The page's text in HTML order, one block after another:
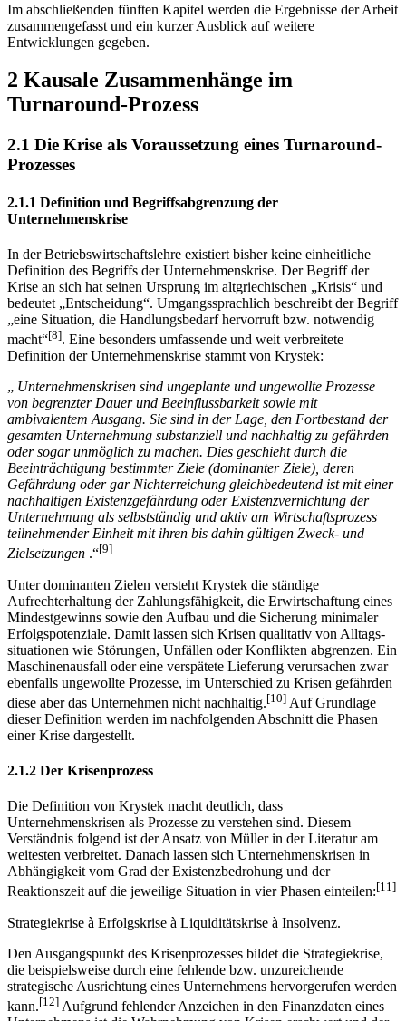
Im abschließenden fünften Kapitel werden die Ergebnisse der Arbeit
zusammengefasst und ein kurzer Ausblick auf weitere
Entwicklungen gegeben.
2 Kausale Zusammenhänge im
Turnaround-Prozess
2.1 Die Krise als Voraussetzung eines Turnaround-
Prozesses
2.1.1 Definition und Begriffsabgrenzung der
Unternehmenskrise
In der Betriebswirtschaftslehre existiert bisher keine einheitliche
Definition des Begriffs der Unternehmenskrise. Der Begriff der
Krise an sich hat seinen Ursprung im altgriechischen „Krisis“ und
bedeutet „Entscheidung“. Umgangssprachlich beschreibt der Begriff
„eine Situation, die Handlungsbedarf hervorruft bzw. notwendig
macht“[8]. Eine besonders umfassende und weit verbreitete
Definition der Unternehmenskrise stammt von Krystek:
„ Unternehmenskrisen sind ungeplante und ungewollte Prozesse
von begrenzter Dauer und Beeinflussbarkeit sowie mit
ambivalentem Ausgang. Sie sind in der Lage, den Fortbestand der
gesamten Unternehmung substanziell und nachhaltig zu gefährden
oder sogar unmöglich zu machen. Dies geschieht durch die
Beeinträchtigung bestimmter Ziele (dominanter Ziele), deren
Gefährdung oder gar Nichterreichung gleichbedeutend ist mit einer
nachhaltigen Existenzgefährdung oder Existenzvernichtung der
Unternehmung als selbstständig und aktiv am Wirtschaftsprozess
teilnehmender Einheit mit ihren bis dahin gültigen Zweck- und
Zielsetzungen .“[9]
Unter dominanten Zielen versteht Krystek die ständige
Aufrechterhaltung der Zahlungs­fähigkeit, die Erwirtschaftung eines
Mindestgewinns sowie den Aufbau und die Sicherung minimaler
Erfolgspotenziale. Damit lassen sich Krisen qualitativ von Alltags­
situationen wie Störungen, Unfällen oder Konflikten abgrenzen. Ein
Maschinenausfall oder eine verspätete Lieferung verursachen zwar
ebenfalls ungewollte Prozesse, im Unterschied zu Krisen gefährden
diese aber das Unternehmen nicht nachhaltig.[10] Auf Grundlage
dieser Definition werden im nachfolgenden Abschnitt die Phasen
einer Krise dargestellt.
2.1.2 Der Krisenprozess
Die Definition von Krystek macht deutlich, dass
Unternehmenskrisen als Prozesse zu verstehen sind. Diesem
Verständnis folgend ist der Ansatz von Müller in der Literatur am
weitesten verbreitet. Danach lassen sich Unternehmenskrisen in
Abhängigkeit vom Grad der Existenzbedrohung und der
Reaktionszeit auf die jeweilige Situation in vier Phasen einteilen:[11]
Strategiekrise à Erfolgskrise à Liquiditätskrise à Insolvenz.
Den Ausgangspunkt des Krisenprozesses bildet die Strategiekrise,
die beispielsweise durch eine fehlende bzw. unzureichende
strategische Ausrichtung eines Unternehmens hervorgerufen werden
kann.[12] Aufgrund fehlender Anzeichen in den Finanzdaten eines